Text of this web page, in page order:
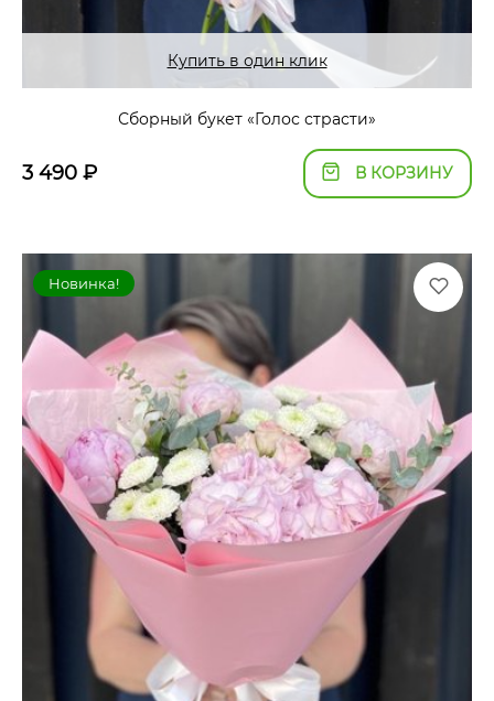
Купить в один клик
Сборный букет «Голос страсти»
3 490 ₽ В КОРЗИНУ
Новинка!